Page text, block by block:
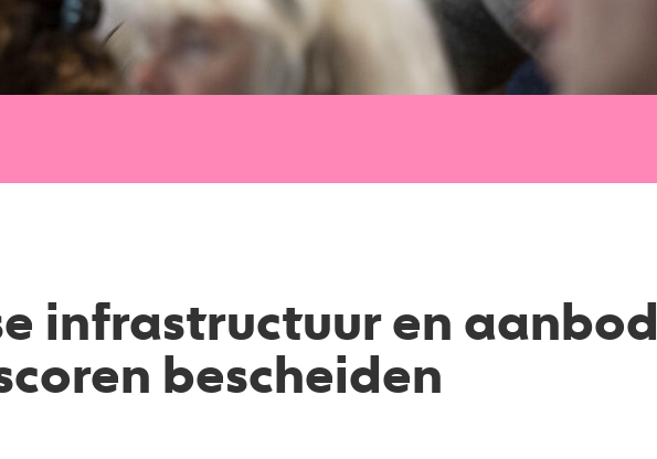
infrastructuur en aanbod
bescheiden